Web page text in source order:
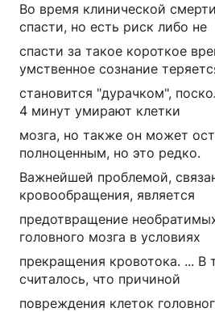
Во время клинической
спасти, но есть риск либо не
спасти за такое короткое
умственное сознание
становится "дурачком",
4 минут умирают клетки
мозга, но также он может
полноценным, но это редко.
Важнейшей проблемой,
кровообращения, является
предотвращение
головного мозга в условиях
прекращения кровотока. ... В
считалось, что причиной
повреждения клеток